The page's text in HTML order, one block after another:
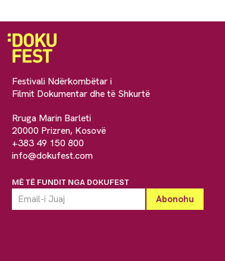
Festivali Ndërkombëtar i
Filmit Dokumentar dhe të Shkurtë
Rruga Marin Barleti
20000 Prizren, Kosovë
+383 49 150 800
info@dokufest.com
MË TË FUNDIT NGA DOKUFEST